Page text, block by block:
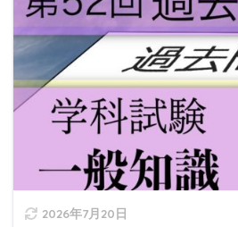
2026年7月20日